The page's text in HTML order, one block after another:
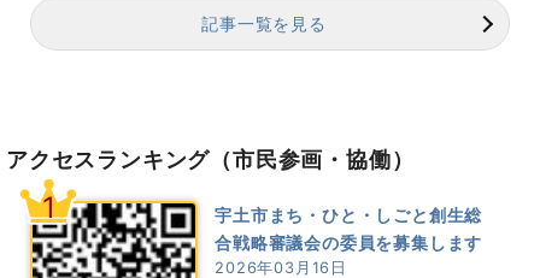
記事一覧を見る
アクセスランキング （市民参画・協働）
1
宇土市まち・ひと・しごと創生総
合戦略審議会の委員を募集します
2026年03月16日